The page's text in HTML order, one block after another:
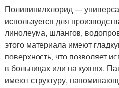
панелями
Поливинилхлорид —
используется для
линолеума, шлангов,
этого материала имеют
поверхность, что позволяет
в больницах или на кухнях.
имеют структуру,